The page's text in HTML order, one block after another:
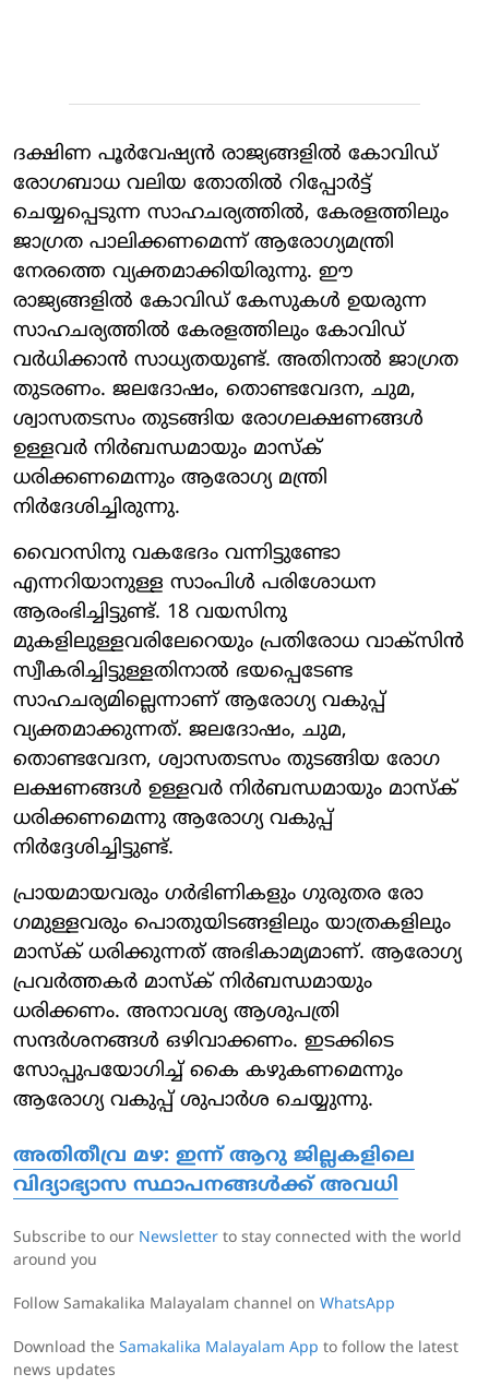
ദക്ഷിണ പൂർവേഷ്യൻ രാജ്യങ്ങളിൽ കോവിഡ്
രോഗബാധ വലിയ തോതിൽ റിപ്പോർട്ട്
ചെയ്യപ്പെടുന്ന സാഹചര്യത്തിൽ, കേരളത്തിലും
ജാഗ്രത പാലിക്കണമെന്ന് ആരോഗ്യമന്ത്രി
നേരത്തെ വ്യക്തമാക്കിയിരുന്നു. ഈ
രാജ്യങ്ങളിൽ കോവിഡ് കേസുകൾ ഉയരുന്ന
സാഹചര്യത്തിൽ കേരളത്തിലും കോവിഡ്
വർധിക്കാൻ സാധ്യതയുണ്ട്. അതിനാൽ ജാഗ്രത
തുടരണം. ജലദോഷം, തൊണ്ടവേദന, ചുമ,
ശ്വാസതടസം തുടങ്ങിയ രോഗലക്ഷണങ്ങൾ
ഉള്ളവർ നിർബന്ധമായും മാസ്‌ക്
ധരിക്കണമെന്നും ആരോഗ്യ മന്ത്രി
നിർദേശിച്ചിരുന്നു.
വൈറസിനു വകഭേദം വന്നിട്ടുണ്ടോ
എന്നറിയാനുള്ള സാംപിൾ പരിശോധന
ആരംഭിച്ചിട്ടുണ്ട്. 18 വയസിനു
മുകളിലുള്ളവരിലേറെയും പ്രതിരോധ വാക്സിൻ
സ്വീകരിച്ചിട്ടുള്ളതിനാൽ ഭയപ്പെടേണ്ട
സാഹചര്യമില്ലെന്നാണ് ആരോ​ഗ്യ വകുപ്പ്
വ്യക്തമാക്കുന്നത്. ജലദോഷം, ചുമ,
തൊണ്ടവേദന, ശ്വാസതടസം തുടങ്ങിയ രോ​ഗ
ലക്ഷണങ്ങൾ ഉള്ളവർ നിർബന്ധമായും മാസ്ക്
ധരിക്കണമെന്നു ആരോ​ഗ്യ വകുപ്പ്
നിർദ്ദേശിച്ചിട്ടുണ്ട്.
പ്രായമായവരും ​ഗർഭിണികളും ​ഗുരുതര രോ​
ഗമുള്ളവരും പൊതുയിടങ്ങളിലും യാത്രകളിലും
മാസ്ക് ധരിക്കുന്നത് അഭികാമ്യമാണ്. ആരോ​ഗ്യ
പ്രവർത്തകർ മാസ്ക് നിർബന്ധമായും
ധരിക്കണം. അനാവശ്യ ആശുപത്രി
സന്ദർശനങ്ങൾ ഒഴിവാക്കണം. ഇടക്കിടെ
സോപ്പുപയോ​ഗിച്ച് കൈ കഴുകണമെന്നും
ആരോ​ഗ്യ വകുപ്പ് ശുപാർശ ചെയ്യുന്നു.
അതിതീവ്ര മഴ: ഇന്ന് ആറു ജില്ലകളിലെ
വിദ്യാഭ്യാസ സ്ഥാപനങ്ങള്‍ക്ക് അവധി
Subscribe to our Newsletter to stay connected with the world
around you
Follow Samakalika Malayalam channel on WhatsApp
Download the Samakalika Malayalam App to follow the latest
news updates